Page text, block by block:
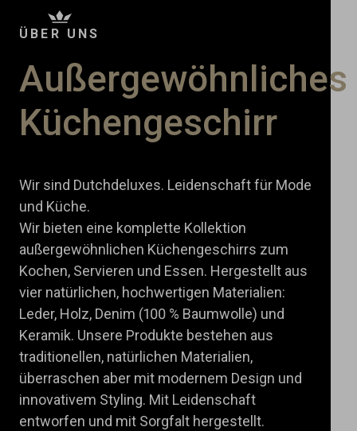
ÜBER UNS
Außergewöhnliches
Küchengeschirr
Wir sind Dutchdeluxes. Leidenschaft für Mode
und Küche.
Wir bieten eine komplette Kollektion
außergewöhnlichen Küchengeschirrs zum
Kochen, Servieren und Essen. Hergestellt aus
vier natürlichen, hochwertigen Materialien:
Leder, Holz, Denim (100 % Baumwolle) und
Keramik. Unsere Produkte bestehen aus
traditionellen, natürlichen Materialien,
überraschen aber mit modernem Design und
innovativem Styling. Mit Leidenschaft
entworfen und mit Sorgfalt hergestellt.